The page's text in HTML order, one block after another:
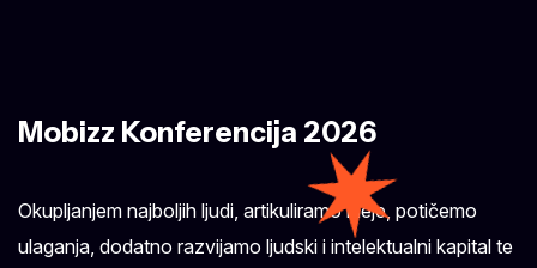
Mobizz Konferencija 2026
Okupljanjem najboljih ljudi, artikuliramo ideje, potičemo
ulaganja, dodatno razvijamo ljudski i intelektualni kapital te